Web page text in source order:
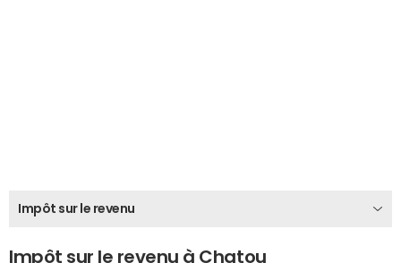
Impôt sur le revenu
Impôt sur le revenu à Chatou